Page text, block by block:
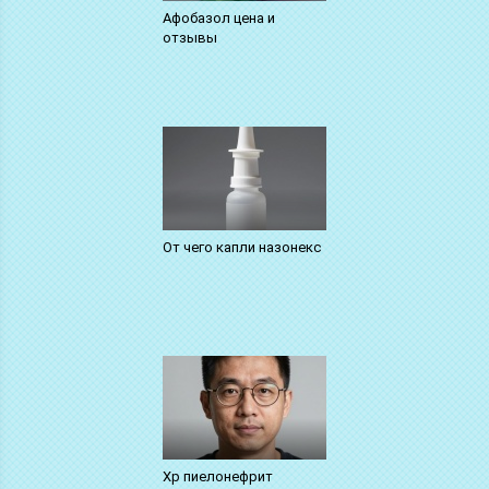
Афобазол цена и
отзывы
От чего капли назонекс
Хр пиелонефрит